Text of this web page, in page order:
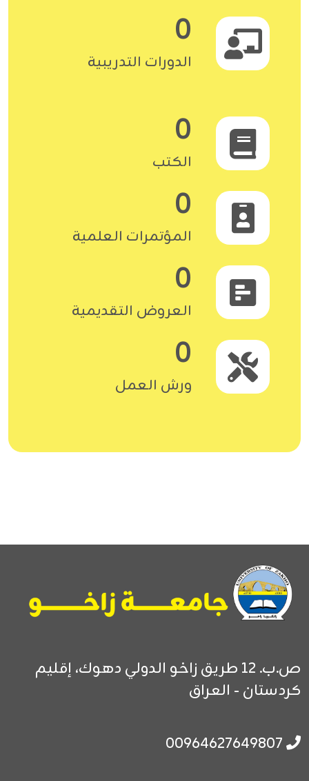
0
الدورات التدريبية
0
الكتب
0
المؤتمرات العلمية
0
العروض التقديمية
0
ورش العمل
ص.ب. 12 طريق زاخو الدولي دهوك، إقليم
كردستان - العراق
00964627649807